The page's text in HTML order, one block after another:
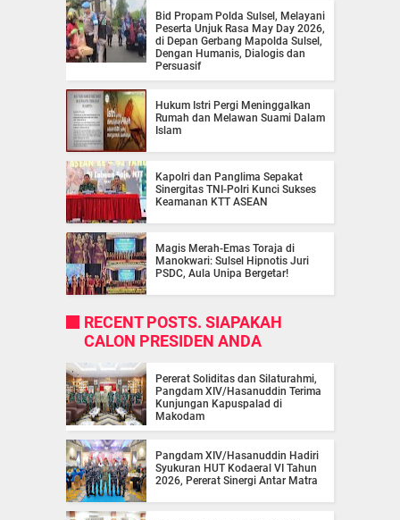
Bid Propam Polda Sulsel, Melayani
Peserta Unjuk Rasa May Day 2026,
di Depan Gerbang Mapolda Sulsel,
Dengan Humanis, Dialogis dan
Persuasif
Hukum Istri Pergi Meninggalkan
Rumah dan Melawan Suami Dalam
Islam
Kapolri dan Panglima Sepakat
Sinergitas TNI-Polri Kunci Sukses
Keamanan KTT ASEAN
Magis Merah-Emas Toraja di
Manokwari: Sulsel Hipnotis Juri
PSDC, Aula Unipa Bergetar!
RECENT POSTS. SIAPAKAH
CALON PRESIDEN ANDA
Pererat Soliditas dan Silaturahmi,
Pangdam XIV/Hasanuddin Terima
Kunjungan Kapuspalad di
Makodam
Pangdam XIV/Hasanuddin Hadiri
Syukuran HUT Kodaeral VI Tahun
2026, Pererat Sinergi Antar Matra